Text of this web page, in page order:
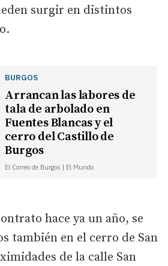
surgir en distintos
BURGOS
Arrancan las labores de
tala de arbolado en
Fuentes Blancas y el
cerro del Castillo de
Burgos
El Correo de Burgos | El Mundo
hace ya un año, se
también en el cerro de San
de la calle San